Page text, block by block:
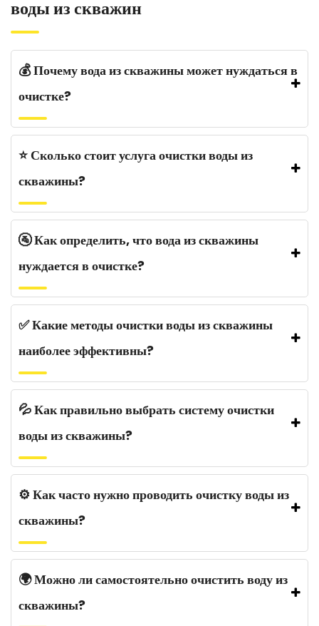
воды из скважин
💰 Почему вода из скважины может нуждаться в
очистке?
⭐️ Сколько стоит услуга очистки воды из
скважины?
🚰 Как определить, что вода из скважины
нуждается в очистке?
✅ Какие методы очистки воды из скважины
наиболее эффективны?
💦 Как правильно выбрать систему очистки
воды из скважины?
⚙️ Как часто нужно проводить очистку воды из
скважины?
🌍 Можно ли самостоятельно очистить воду из
скважины?